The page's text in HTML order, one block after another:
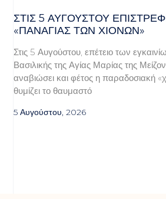
ΣΤΙΣ 5 ΑΥΓΟΎΣΤΟΥ
«ΠΑΝΑΓΊΑΣ ΤΩΝ ΧΙΌΝΩΝ»
Στις 5 Αυγούστου, επέτειο των
Βασιλικής της Αγίας Μαρίας της
αναβιώσει και φέτος η παραδοσιακή
θυμίζει το θαυμαστό
5 Αυγούστου, 2026